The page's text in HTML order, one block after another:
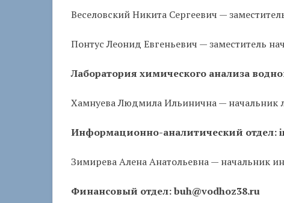
Веселовский Никита Сергеевич —
Понтус Леонид Евгеньевич — заместитель
Лаборатория химического анализа
Хамнуева Людмила Ильинична — начальник
Информационно-аналитический отдел:
Зимирева Алена Анатольевна — начальник
Финансовый отдел: buh@vodhoz38.ru